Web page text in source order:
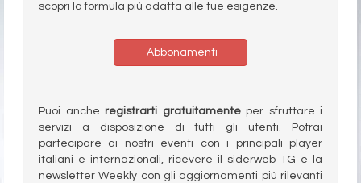
scopri la formula più adatta alle tue esigenze.
Abbonamenti
Puoi anche registrarti gratuitamenteper sfruttare i
servizi a disposizione di tutti gli utenti. Potrai
partecipare ai nostri eventi con i principali player
italiani e internazionali, ricevere il siderweb TG e la
newsletter Weekly con gli aggiornamenti più rilevanti